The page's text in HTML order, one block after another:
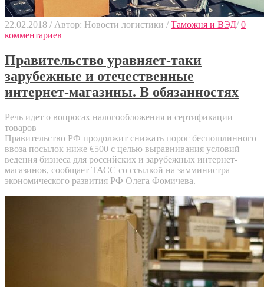
22.02.2018 / Автор: Новости логистики / Таможня и ВЭД/ 0
комментариев
Правительство уравняет-таки
зарубежные и отечественные
интернет-магазины. В обязанностях
Речь идет о вопросах налогообложения и сертификации
товаров
Правительство РФ продолжит снижать порог беспошлинного
ввоза посылок ниже €500 с целью выравнивания условий
ведения бизнеса для российских и зарубежных интернет-
магазинов, сообщает ТАСС со ссылкой на замминистра
экономического развития РФ Олега Фомичева.